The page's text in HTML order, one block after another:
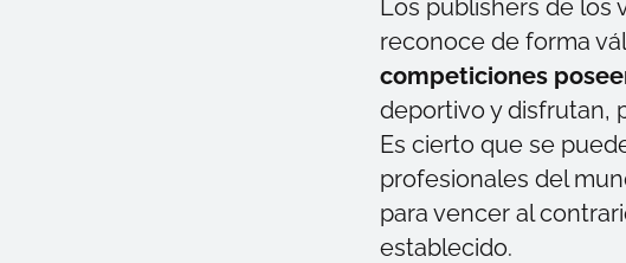
Los publishers de los
reconoce de forma
competiciones
deportivo y disfrutan,
Es cierto que se
profesionales del
para vencer al
establecido.